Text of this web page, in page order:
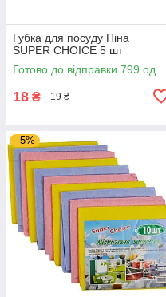
Губка для посуду Піна
SUPER CHOICE 5 шт
Готово до відправки 799 од.
18 ₴ 19 ₴
–5%